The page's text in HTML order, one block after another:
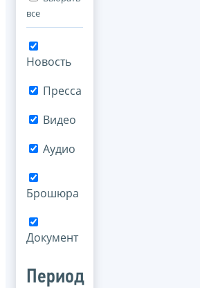
все
Новость
Пресса
Видео
Аудио
Брошюра
Документ
Период